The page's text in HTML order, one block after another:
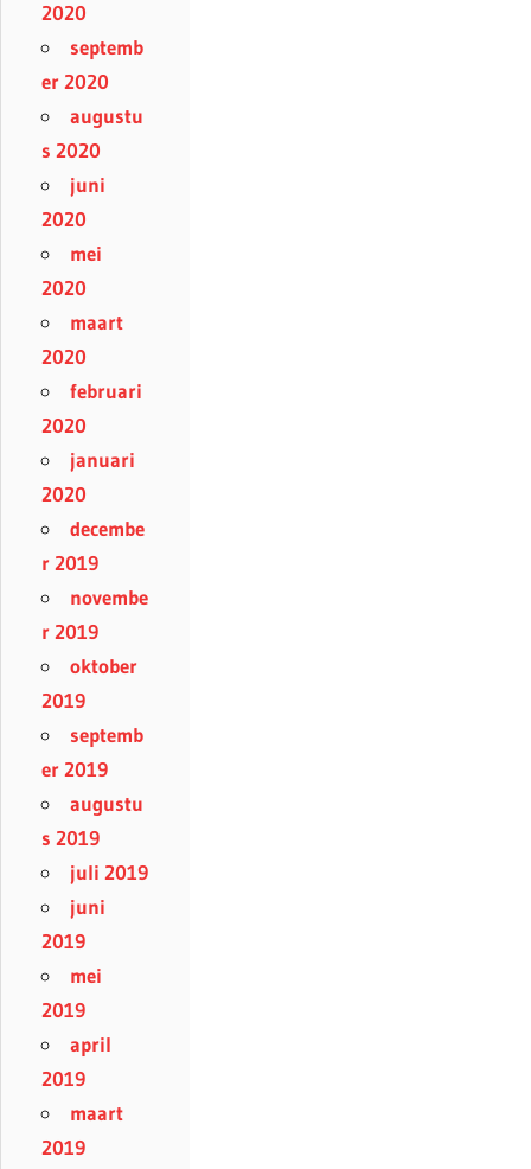
2020
septemb
er 2020
augustu
s 2020
juni
2020
mei
2020
maart
2020
februari
2020
januari
2020
decembe
r 2019
novembe
r 2019
oktober
2019
septemb
er 2019
augustu
s 2019
juli 2019
juni
2019
mei
2019
april
2019
maart
2019